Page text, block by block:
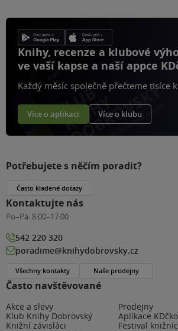
Knihy, recenze a klubové
ve vaší kapse a naší appce
Každý měsíc společně přečteme tisíce
Více o aplikaci Více o klubu
Často navštěvované
Akce a slevy
Prodejny
Klub Knihy Dobrovský
Aplikace KDčko
Knižní závisláci
Festival
Potřebujete s něčím poradit?
Často kladené dotazy
Kontaktujte nás
Po–Pá: 8:00–17:00
542 220 320
poradime@knihydobrovsky.cz
Všechny kontakty Naše prodejny